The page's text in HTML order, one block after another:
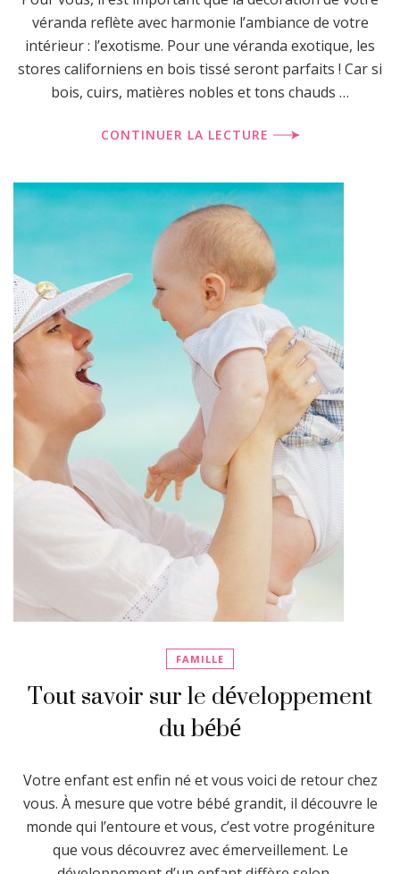
véranda reflète avec harmonie l’ambiance de votre
intérieur : l’exotisme. Pour une véranda exotique, les
stores californiens en bois tissé seront parfaits ! Car si
bois, cuirs, matières nobles et tons chauds …
CONTINUER LA LECTURE
FAMILLE
Tout savoir sur le développement
du bébé
Votre enfant est enfin né et vous voici de retour chez
vous. À mesure que votre bébé grandit, il découvre le
monde qui l’entoure et vous, c’est votre progéniture
que vous découvrez avec émerveillement. Le